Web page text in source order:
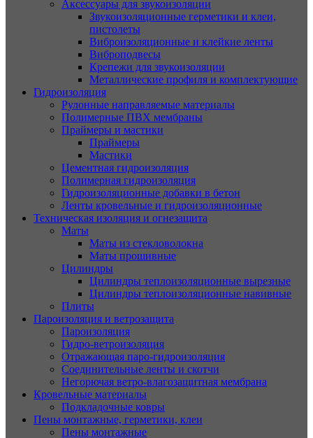
Аксессуары для звукоизоляции
Звукоизоляционные герметики и клеи,
пистолеты
Виброизоляционные и клейкие ленты
Виброподвесы
Крепежи для звукоизоляции
Металлические профиля и комплектующие
Гидроизоляция
Рулонные направляемые материалы
Полимерные ПВХ мембраны
Праймеры и мастики
Праймеры
Мастики
Цементная гидроизоляция
Полимерная гидроизоляция
Гидроизоляционные добавки в бетон
Ленты кровельные и гидроизоляционные
Техническая изоляция и огнезащита
Маты
Маты из стекловолокна
Маты прошивные
Цилиндры
Цилиндры теплоизоляционные вырезные
Цилиндры теплоизоляционные навивные
Плиты
Пароизоляция и ветрозащита
Пароизоляция
Гидро-ветроизоляция
Отражающая паро-гидроизоляция
Соединительные ленты и скотчи
Негорючая ветро-влагозащитная мембрана
Кровельные материалы
Подкладочные ковры
Пены монтажные, герметики, клеи
Пены монтажные